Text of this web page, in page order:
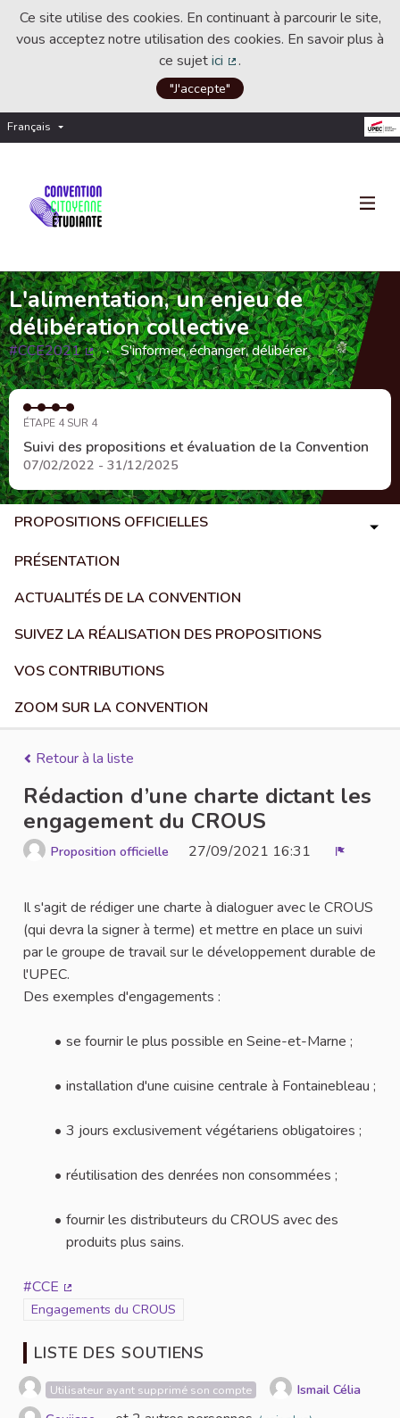
Ce site utilise des cookies. En continuant à parcourir le site,
vous acceptez notre utilisation des cookies. En savoir plus à
ce sujetici
(Lien externe)
.
"J'accepte"
Français Choisir la langue
L'alimentation, un enjeu de
délibération collective
#CCE2021
(Lien externe)
S'informer, échanger, délibérer
ÉTAPE 4 SUR 4
Suivi des propositions et évaluation de la Convention
07/02/2022 - 31/12/2025
PROPOSITIONS OFFICIELLES
PRÉSENTATION
ACTUALITÉS DE LA CONVENTION
SUIVEZ LA RÉALISATION DES PROPOSITIONS
VOS CONTRIBUTIONS
ZOOM SUR LA CONVENTION
Retour à la liste
Rédaction d’une charte dictant les
engagement du CROUS
Proposition officielle 27/09/2021 16:31
Il s'agit de rédiger une charte à dialoguer avec le CROUS
(qui devra la signer à terme) et mettre en place un suivi
par le groupe de travail sur le développement durable de
l'UPEC.
Des exemples d'engagements :
se fournir le plus possible en Seine-et-Marne ;
installation d'une cuisine centrale à Fontainebleau ;
3 jours exclusivement végétariens obligatoires ;
réutilisation des denrées non consommées ;
fournir les distributeurs du CROUS avec des
produits plus sains.
#CCE
(Lien externe)
Filtrer les résultats de la catégorie : Engagements du CROUS
Engagements du CROUS
LISTE DES SOUTIENS
Utilisateur ayant supprimé son compte
Ismail Célia